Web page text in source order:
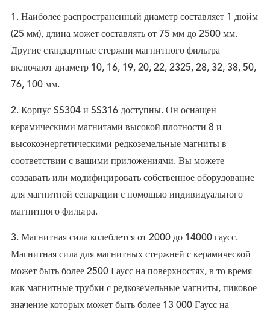
1. Наиболее распространенный диаметр составляет 1 дюйм
(25 мм), длина может составлять от 75 мм до 2500 мм.
Другие стандартные стержни магнитного фильтра
включают диаметр 10, 16, 19, 20, 22, 2325, 28, 32, 38, 50,
76, 100 мм.
2. Корпус SS304 и SS316 доступны. Он оснащен
керамическими магнитами высокой плотности 8 и
высокоэнергетическими редкоземельные магниты в
соответствии с вашими приложениями. Вы можете
создавать или модифицировать собственное оборудование
для магнитной сепарации с помощью индивидуального
магнитного фильтра.
3. Магнитная сила колеблется от 2000 до 14000 гаусс.
Магнитная сила для магнитных стержней с керамической
может быть более 2500 Гаусс на поверхностях, в то время
как магнитные трубки с редкоземельные магниты, пиковое
значение которых может быть более 13 000 Гаусс на